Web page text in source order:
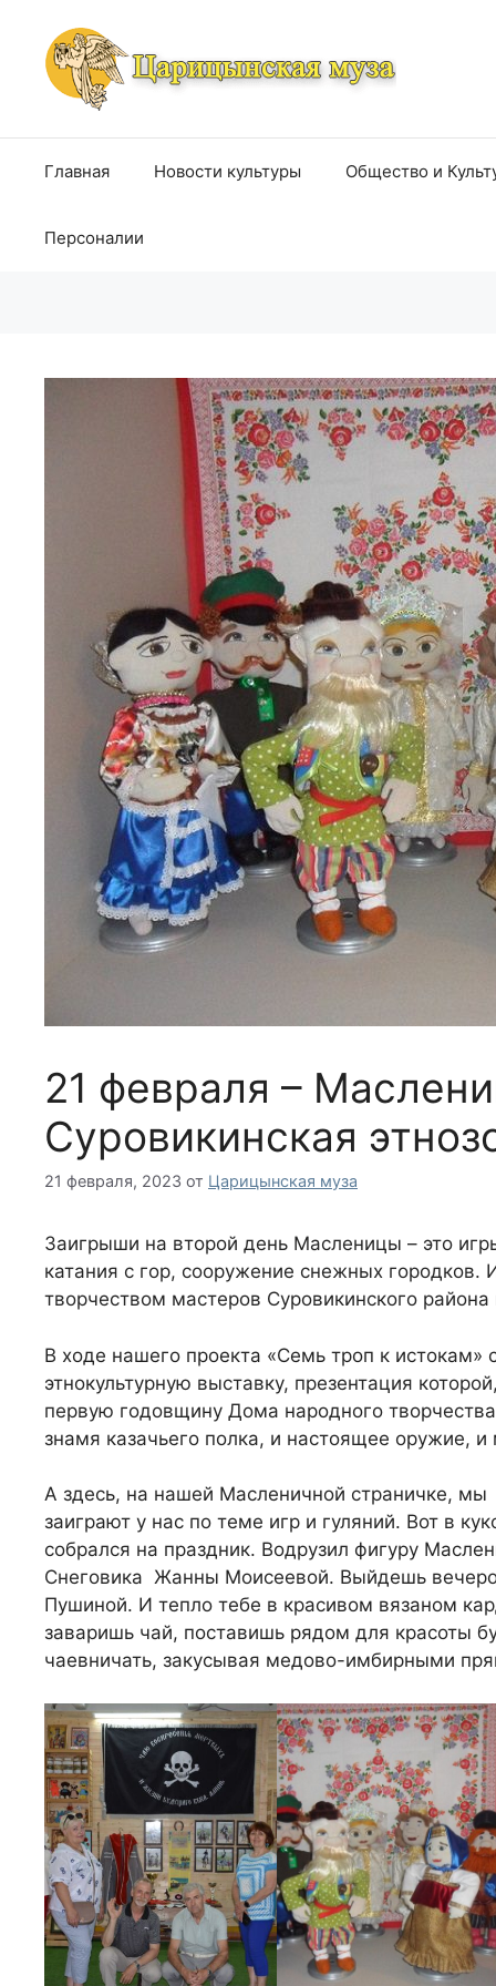
содержимому
Главная Новости культуры Общество и
Персоналии
21 февраля –
Суровикинская
21 февраля, 2023 от Царицынская муза
Заигрыши на второй день Масленицы – это
катания с гор, сооружение снежных городков.
творчеством мастеров Суровикинского
В ходе нашего проекта «Семь троп к
этнокультурную выставку, презентация
первую годовщину Дома народного
знамя казачьего полка, и настоящее оружие,
А здесь, на нашей Масленичной страничке,
заиграют у нас по теме игр и гуляний. Вот в
собрался на праздник. Водрузил фигуру
Снеговика Жанны Моисеевой. Выйдешь
Пушиной. И тепло тебе в красивом вязаном
заваришь чай, поставишь рядом для красоты
чаевничать, закусывая медово-имбирными